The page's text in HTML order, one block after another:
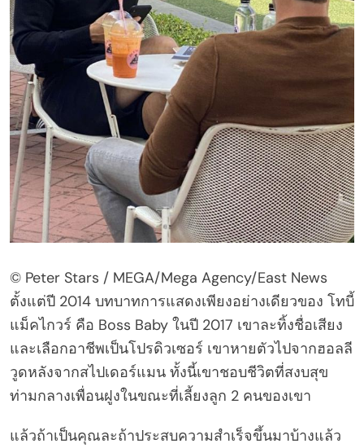
© Peter Stars / MEGA/Mega Agency/East News
ตั้งแต่ปี 2014 บทบาทการแสดงเพียงอย่างเดียวของ โทบี้
แม็คไกวร์ คือ Boss Baby ในปี 2017 เขาละทิ้งชื่อเสียง
และเลือกอาชีพเป็นโปรดิวเซอร์ เขาหายตัวไปจากฮอลลี
วูดหลังจากสไปเดอร์แมน ทั้งนี้เขาชอบชีวิตที่สงบสุข
ท่ามกลางเพื่อนฝูงในขณะที่เลี้ยงลูก 2 คนของเขา
แล้วถ้าเป็นคุณละถ้าประสบความสำเร็จขึ้นมาบ้างแล้ว